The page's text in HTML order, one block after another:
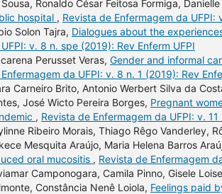
Ronaldo César Feitosa Formiga,
hospital , Revista de Enfermagem da UFPI:
Solon Tajra, Dialogues about the
v. 8 n. spe (2019): Rev Enferm UFPI
Perusset Veras, Gender and informal
da UFPI: v. 8 n. 1 (2019): Rev
Carneiro Brito, Antonio Werbert Silva da
José Wicto Pereira Borges, Pregnant
, Revista de Enfermagem da UFPI: v.
Ribeiro Morais, Thiago Rêgo Vanderley,
Mesquita Araújo, Maria Helena Barros
oral mucositis , Revista de Enfermagem
Camponogara, Camila Pinno, Gisele
Constância Nenê Loiola, Feelings paid